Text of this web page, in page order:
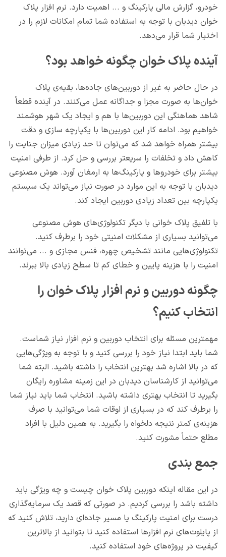
خودرو، گزارش مالی پارکینگ و ... اهمیت دارد. نرم افزار پلاک
خوان دیدبان با توجه به استفاده شما تمام امکانات لازم را در
اختیار شما قرار می‌دهد.
آینده پلاک خوان چگونه خواهد بود؟
در حال حاضر به غیر از دوربین‌های جاده‌ها، بقیه‌ی پلاک
خوان‌ها به صورت مجزا و جداگانه عمل می‌کنند. در آینده قطعاً
شاهد هماهنگی این دوربین‌ها با هم و ایجاد یک شهر هوشمند
خواهیم بود. ادامه کار این دوربین‌ها با یکپارچه سازی و دقت
بیشتر همراه خواهد شد که می‌توان تا حد زیادی میزان جنایت را
کاهش داد و تخلفات را سریعتر بررسی و حل کرد. از طرفی امنیت
بیشتر برای خودروها و پارکینگ‌ها به ارمغان آورد. هوش مصنوعی
دیدبان با توجه به این موارد در صورت نیاز می‌تواند یک سیستم
یکپارچه بین تعداد زیادی دوربین ایجاد کند.
با تلفیق پلاک خوانی با دیگر تکنولوژی‌های هوش مصنوعی
می‌توانید بسیاری از مشکلات امنیتی خود را برطرف کنید.
تکنولوژی‌هایی مانند تشخیص چهره، فنس مجازی و ... می‌توانند
امنیت را با هزینه پایین و خطای کم تا سطح زیادی بالا ببرند.
چگونه دوربین و نرم افزار پلاک خوان را
انتخاب کنیم؟
مهمترین مسئله برای انتخاب دوربین و نرم افزار نیاز شماست.
شما باید ابتدا نیاز خود را بررسی کنید و با توجه به ویژگی‌هایی
که در بالا اشاره شد بهترین انتخاب را داشته باشید. البته شما
می‌توانید از کارشناسان دیدبان در این زمینه مشاوره رایگان
بگیرید تا انتخاب بهتری داشته باشید. انتخاب شما باید نیاز شما
را برطرف کند که در بسیاری از اوقات شما می‌توانید با صرف
هزینه‌ی کمتر نتیجه دلخواه را بگیرید. به همین دلیل با افراد
مطلع حتماً مشورت کنید.
جمع بندی
در این مقاله اینکه دوربین پلاک خوان چیست و چه ویژگی باید
داشته باشد را بررسی کردیم. در صورتی که قصد یک سرمایه‌گذاری
درست برای امنیت پارکینگ یا مسیر جاده‌ای دارید، تلاش کنید که
از پایلوت‌های نرم افزارها استفاده کنید تا بتوانید از بالاترین
کیفیت در پروژه‌های خود استفاده کنید.